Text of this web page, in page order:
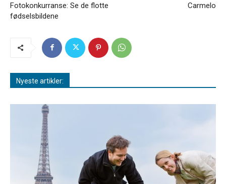
Fotokonkurranse: Se de flotte
fødselsbildene
Carmelo
Nyeste artikler: